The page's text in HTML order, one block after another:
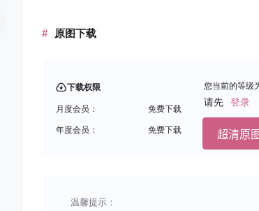
原图下载
下载权限
月度会员： 免费下载
年度会员： 免费下载
您当前的等级
请先 登录
超清原
温馨提示：